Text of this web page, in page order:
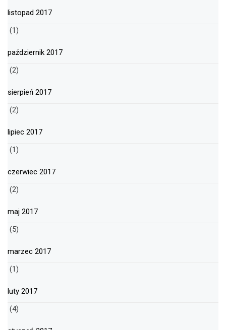
listopad 2017
(1)
październik 2017
(2)
sierpień 2017
(2)
lipiec 2017
(1)
czerwiec 2017
(2)
maj 2017
(5)
marzec 2017
(1)
luty 2017
(4)